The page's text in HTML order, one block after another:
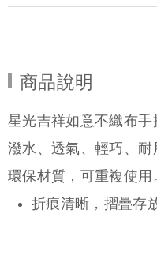
商品說明
星光吉祥如意不織布
潑水、透氣、輕巧、
環保材質，可重複使用
折痕清晰，摺疊存